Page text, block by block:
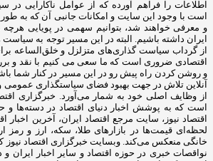
اطلاعات را فراهم آورده که از عوامل ناکارایی
است با وجود این سایت و امکانات جانبی آن که به
و معرفی خواهند شد، بتوانیم سهمی در پویایی هرچه
ایران داشته باشیم. البته در این مسیر توجه به
از گرداب سیاست گذاری‌های متزلزل و خلق‌الساعه
اقتصادی ضروری است که ما سعی می کنیم با نقد و
و روشن کردن راه پیش رو در این مسیر در کنار شما
آنلاین تلاش در جهت بهبود فضای سیاستگذاری عمومی
از وظایف اصلی خود به شمار می‌آورد. خبرگزاری
است که به پوشش اخبار دنیای اقتصاد در دسته‌ها و
اقتصاد نیوز، سایت مرجع اقتصاد ایران، آخرین
لحظه‌ای قیمت‌ها در بازارهای طلا، سکه، ارز و رمز
خانگی منعکس می‌کند. وبسایت خبرگزاری اقتصاد نیوز
نواقصات خبری در حوزه اقتصاد و سایر اخبار ایران